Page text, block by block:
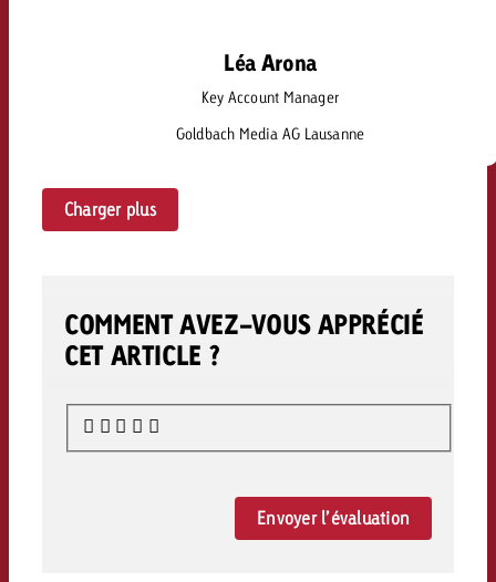
Léa Arona
Key Account Manager
Goldbach Media AG Lausanne
Léa Arona
lea.arona@goldbach.com
Charger plus
COMMENT AVEZ-VOUS APPRÉCIÉ
CET ARTICLE ?
Envoyer l’évaluation